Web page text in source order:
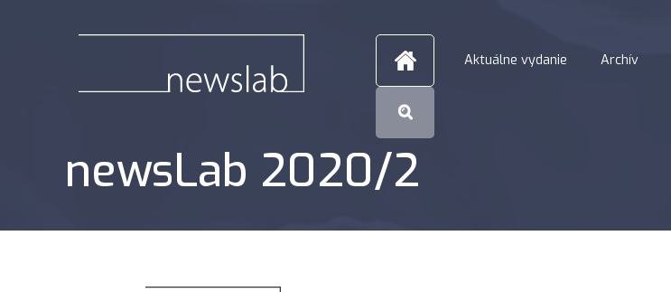
Aktuálne vydanie Archív
newsLab 2020/2